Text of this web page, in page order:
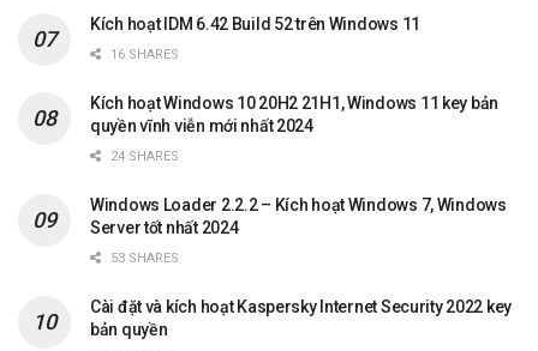
Kích hoạt IDM 6.42 Build 52 trên Windows 11
16 SHARES
Kích hoạt Windows 10 20H2 21H1, Windows 11 key bản
quyền vĩnh viễn mới nhất 2024
24 SHARES
Windows Loader 2.2.2 – Kích hoạt Windows 7, Windows
Server tốt nhất 2024
53 SHARES
Cài đặt và kích hoạt Kaspersky Internet Security 2022 key
bản quyền